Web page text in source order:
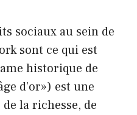
sociaux au sein de
sont ce qui est
historique de
d’or») est une
la richesse, de